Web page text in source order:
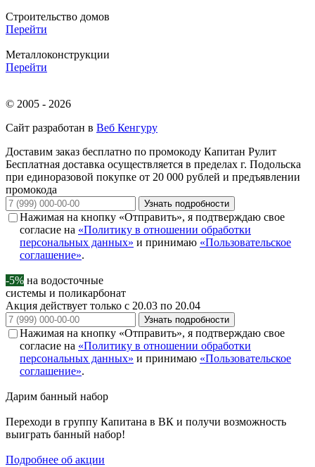
Строительство домов
Перейти
Металлоконструкции
Перейти
© 2005 - 2026
Сайт разработан в Веб Кенгуру
Доставим заказ бесплатно по промокоду Капитан Рулит
Бесплатная доставка осуществляется в пределах г. Подольска
при единоразовой покупке от 20 000 рублей и предъявлении
промокода
Узнать подробности
Нажимая на кнопку «Отправить», я подтверждаю свое
согласие на «Политику в отношении обработки
персональных данных» и принимаю «Пользовательское
соглашение».
-5% на водосточные
системы и поликарбонат
Акция действует только с 20.03 по 20.04
Узнать подробности
Нажимая на кнопку «Отправить», я подтверждаю свое
согласие на «Политику в отношении обработки
персональных данных» и принимаю «Пользовательское
соглашение».
Дарим банный набор
Переходи в группу Капитана в ВК и получи возможность
выиграть банный набор!
Подробнее об акции